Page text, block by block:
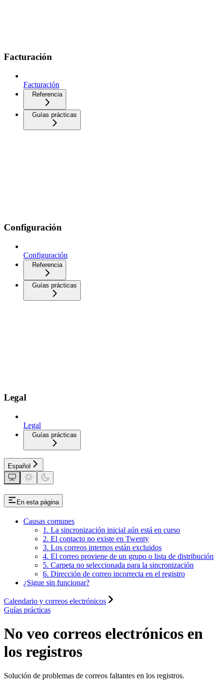
Facturación
Facturación
Referencia
Guías prácticas
Configuración
Configuración
Referencia
Guías prácticas
Legal
Legal
Guías prácticas
Español
En esta página
Causas comunes
1. La sincronización inicial aún está en curso
2. El contacto no existe en Twenty
3. Los correos internos están excluidos
4. El correo proviene de un grupo o lista de distribución
5. Carpeta no seleccionada para la sincronización
6. Dirección de correo incorrecta en el registro
¿Sigue sin funcionar?
Calendario y correos electrónicos
Guías prácticas
No veo correos electrónicos en
los registros
Solución de problemas de correos faltantes en los registros.